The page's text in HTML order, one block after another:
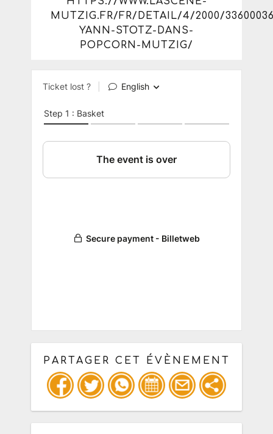
MUTZIG.FR/FR/DETAIL/4/2000/
YANN-STOTZ-DANS-
POPCORN-MUTZIG/
PARTAGER CET ÉVÈNEMENT
Copiez les infos ci-dessous pour un
: mail / forum / réseau social